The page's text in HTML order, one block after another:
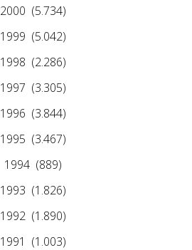
2000 (5.734)
1999 (5.042)
1998 (2.286)
1997 (3.305)
1996 (3.844)
1995 (3.467)
1994 (889)
1993 (1.826)
1992 (1.890)
1991 (1.003)